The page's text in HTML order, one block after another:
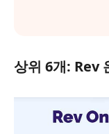
상위 6개: Rev